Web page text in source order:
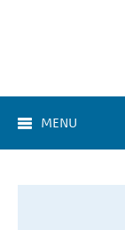
MENU